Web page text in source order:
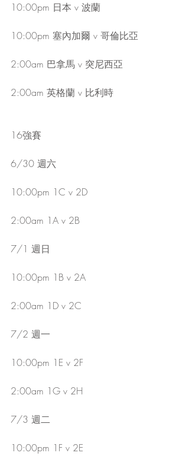
10:00pm 日本 v 波蘭
10:00pm 塞內加爾 v 哥倫比亞
2:00am 巴拿馬 v 突尼西亞
2:00am 英格蘭 v 比利時
16強賽
6/30 週六
10:00pm 1C v 2D
2:00am 1A v 2B
7/1 週日
10:00pm 1B v 2A
2:00am 1D v 2C
7/2 週一
10:00pm 1E v 2F
2:00am 1G v 2H
7/3 週二
10:00pm 1F v 2E